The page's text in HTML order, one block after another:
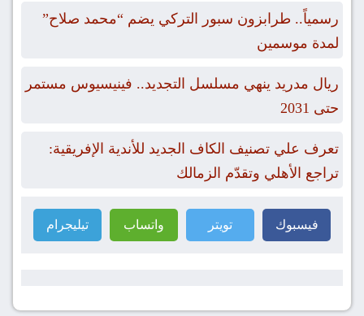
رسمياً.. طرابزون سبور التركي يضم “محمد صلاح”
لمدة موسمين
ريال مدريد ينهي مسلسل التجديد.. فينيسيوس مستمر
حتى 2031
تعرف علي تصنيف الكاف الجديد للأندية الإفريقية:
تراجع الأهلي وتقدّم الزمالك
فيسبوك تويتر واتساب تيليجرام